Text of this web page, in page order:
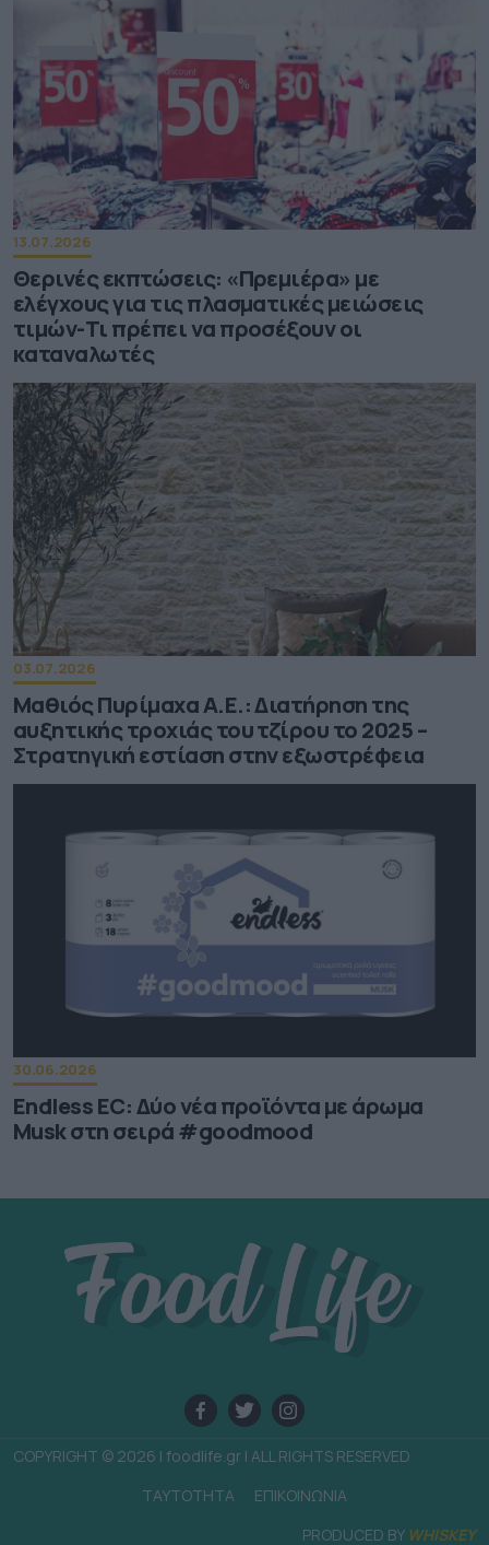
13.07.2026
Θερινές εκπτώσεις: «Πρεμιέρα» με
ελέγχους για τις πλασματικές μειώσεις
τιμών-Τι πρέπει να προσέξουν οι
καταναλωτές
03.07.2026
Μαθιός Πυρίμαχα Α.Ε.: Διατήρηση της
αυξητικής τροχιάς του τζίρου το 2025 –
Στρατηγική εστίαση στην εξωστρέφεια
30.06.2026
Endless EC: Δύο νέα προϊόντα με άρωμα
Musk στη σειρά #goodmood
COPYRIGHT © 2026 | foodlife.gr | ALL RIGHTS RESERVED
TAYTOTHTA
ΕΠΙΚΟΙΝΩΝΙΑ
PRODUCED BY WHISKEY